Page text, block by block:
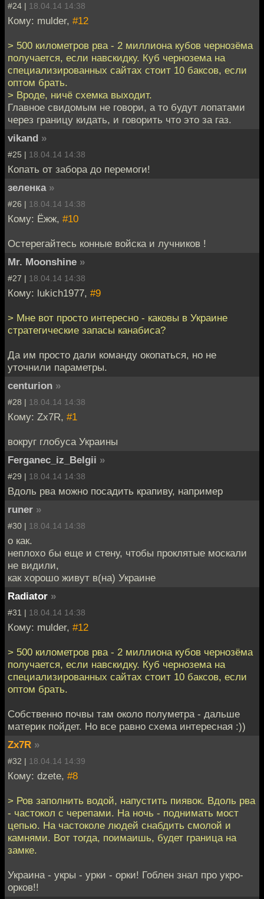
#24 | 18.04.14 14:38
Кому: mulder, #12
> 500 километров рва - 2 миллиона кубов чернозёма
получается, если навскидку. Куб чернозема на
специализированных сайтах стоит 10 баксов, если
оптом брать.
> Вроде, ничё схемка выходит.
Главное свидомым не говори, а то будут лопатами
через границу кидать, и говорить что это за газ.
vikand »
#25 | 18.04.14 14:38
Копать от забора до перемоги!
зеленка »
#26 | 18.04.14 14:38
Кому: Ёжж, #10
Остерегайтесь конные войска и лучников !
Mr. Moonshine »
#27 | 18.04.14 14:38
Кому: lukich1977, #9
> Мне вот просто интересно - каковы в Украине
стратегические запасы канабиса?
Да им просто дали команду окопаться, но не
уточнили параметры.
centurion »
#28 | 18.04.14 14:38
Кому: Zx7R, #1
вокруг глобуса Украины
Ferganec_iz_Belgii »
#29 | 18.04.14 14:38
Вдоль рва можно посадить крапиву, например
runer »
#30 | 18.04.14 14:38
о как.
неплохо бы еще и стену, чтобы проклятые москали
не видили,
как хорошо живут в(на) Украине
Radiator »
#31 | 18.04.14 14:38
Кому: mulder, #12
> 500 километров рва - 2 миллиона кубов чернозёма
получается, если навскидку. Куб чернозема на
специализированных сайтах стоит 10 баксов, если
оптом брать.
Собственно почвы там около полуметра - дальше
материк пойдет. Но все равно схема интересная :))
Zx7R »
#32 | 18.04.14 14:39
Кому: dzete, #8
> Ров заполнить водой, напустить пиявок. Вдоль рва
- частокол с черепами. На ночь - поднимать мост
цепью. На частоколе людей снабдить смолой и
камнями. Вот тогда, поимаишь, будет граница на
замке.
Украина - укры - урки - орки! Гоблен знал про укро-
орков!!